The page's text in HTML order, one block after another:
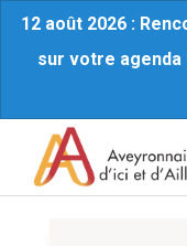
12 août 2026 :
sur votre agenda